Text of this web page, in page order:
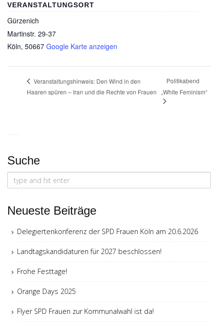
VERANSTALTUNGSORT
Gürzenich
Martinstr. 29-37
Köln, 50667 Google Karte anzeigen
Veranstaltungshinweis: Den Wind in den
Haaren spüren – Iran und die Rechte von Frauen
Politikabend
„White Feminism“
Suche
Search
for:
Neueste Beiträge
Delegiertenkonferenz der SPD Frauen Köln am 20.6.2026
Landtagskandidaturen für 2027 beschlossen!
Frohe Festtage!
Orange Days 2025
Flyer SPD Frauen zur Kommunalwahl ist da!